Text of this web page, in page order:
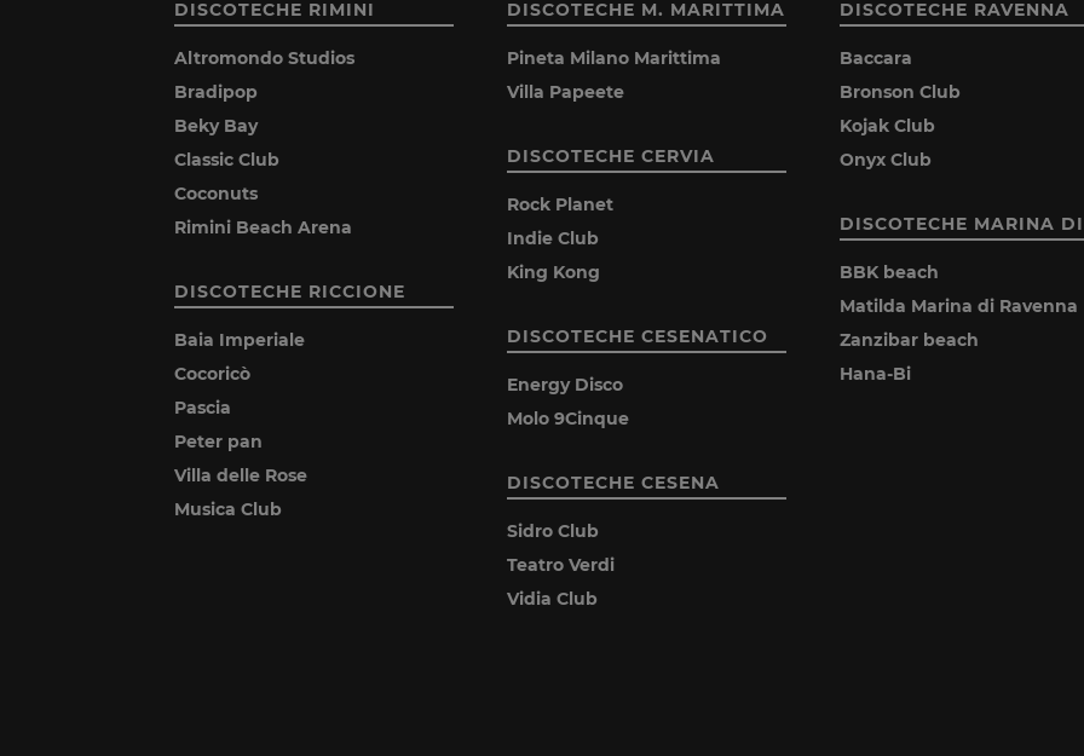
DISCOTECHE RIMINI
Altromondo Studios
Bradipop
Beky Bay
Classic Club
Coconuts
Rimini Beach Arena
DISCOTECHE RICCIONE
Baia Imperiale
Cocoricò
Pascia
Peter pan
Villa delle Rose
Musica Club
DISCOTECHE M. MARITTIMA
Pineta Milano Marittima
Villa Papeete
DISCOTECHE CERVIA
Rock Planet
Indie Club
King Kong
DISCOTECHE CESENATICO
Energy Disco
Molo 9Cinque
DISCOTECHE CESENA
Sidro Club
Teatro Verdi
Vidia Club
DISCOTECHE RAVENNA
Baccara
Bronson Club
Kojak Club
Onyx Club
DISCOTECHE MARINA
BBK beach
Matilda Marina di Ravenna
Zanzibar beach
Hana-Bi